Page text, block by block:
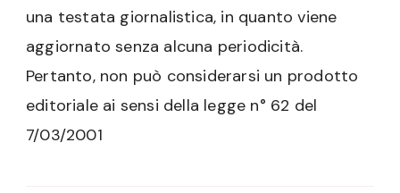
una testata giornalistica, in quanto viene
aggiornato senza alcuna periodicità.
Pertanto, non può considerarsi un prodotto
editoriale ai sensi della legge n° 62 del
7/03/2001